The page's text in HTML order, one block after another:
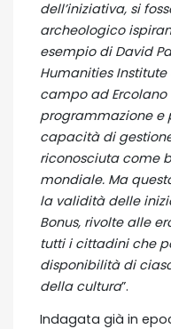
dell’iniziativa, si
archeologico
esempio di David
Humanities
campo ad Ercolano
programmazione e
capacità di
riconosciuta come
mondiale. Ma
la validità delle
Bonus, rivolte alle
tutti i cittadini che
disponibilità di
della cultura”.
Indagata già in